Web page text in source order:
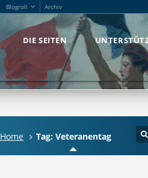
Blogroll Archiv
DIE SEITEN
Home Tag: Veteranentag
Blogroll Archiv
DIE SEITEN